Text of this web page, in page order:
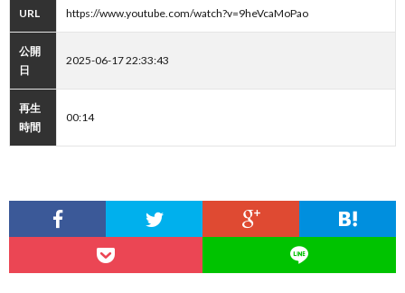
URL https://www.youtube.com/watch?v=9heVcaMoPao
公開
日
2025-06-17 22:33:43
再生
時間
00:14